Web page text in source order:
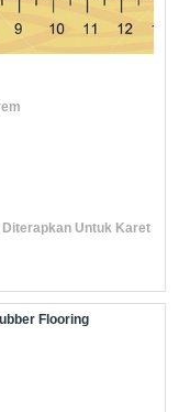
Diterapkan Untuk Karet
Flooring